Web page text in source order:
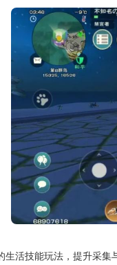
活技能玩法，提升采